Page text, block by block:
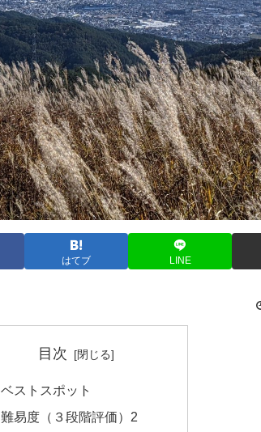
はてブ LINE
目次
ベストスポット
難易度（３段階評価）2